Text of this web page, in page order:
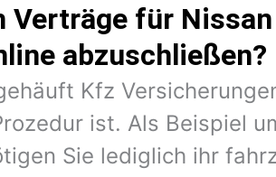
für
abzuschließen?
Kfz
ist. Als Beispiel
Sie lediglich ihr